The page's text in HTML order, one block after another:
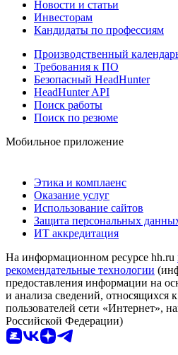
Новости и статьи
Инвесторам
Кандидаты по профессиям
Производственный
Требования к ПО
Безопасный HeadHunter
HeadHunter API
Поиск работы
Поиск по резюме
Мобильное приложение
Этика и комплаенс
Оказание услуг
Использование сайтов
Защита персональных
ИТ аккредитация
На информационном ресурсе hh.ru
рекомендательные технологии
предоставления информации на
и анализа сведений, относящихся
пользователей сети «Интернет»,
Российской Федерации)